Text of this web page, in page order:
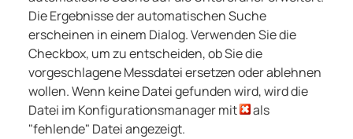
Die Ergebnisse der automatischen Suche
erscheinen in einem Dialog. Verwenden Sie die
Checkbox, um zu entscheiden, ob Sie die
vorgeschlagene Messdatei ersetzen oder ablehnen
wollen. Wenn keine Datei gefunden wird, wird die
Datei im Konfigurationsmanager mit
als
"fehlende" Datei angezeigt.